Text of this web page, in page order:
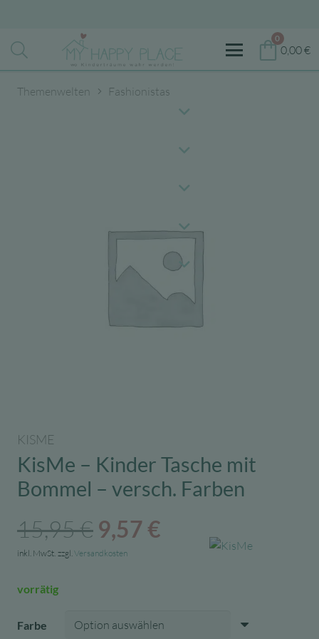
0
0,00€
Themenwelten Fashionistas
KISME
KisMe – Kinder Tasche mit
Bommel – versch. Farben
15,95€ Ursprünglicher
Preis
9,57 €
Preis
inkl. MwSt. zzgl.Versandkosten
vorrätig
Farbe